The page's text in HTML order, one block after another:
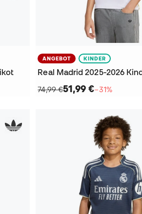
ANGEBOT KINDER
Real Madrid 2025-2026
74,99 €51,99 €−31%